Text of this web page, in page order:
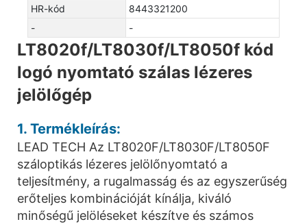
HR-kód
8443321200
-
-
LT8020f/LT8030f/LT8050f kód
logó nyomtató szálas lézeres
jelölőgép
1. Termékleírás:
LEAD TECH Az LT8020F/LT8030F/LT8050F
száloptikás lézeres jelölőnyomtató a
teljesítmény, a rugalmasság és az egyszerűség
erőteljes kombinációját kínálja, kiváló
minőségű jelöléseket készítve és számos